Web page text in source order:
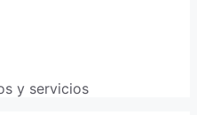
y servicios